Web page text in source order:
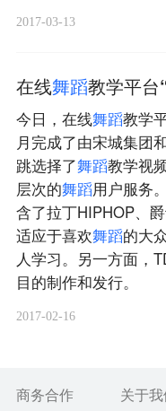
2017-03-13
在线舞蹈教学平台
今日，在线舞蹈教学
月完成了由宋城集团
跳选择了舞蹈教学视
层次的舞蹈用户服务
含了拉丁HIPHOP、
适应于喜欢舞蹈的大
人学习。另一方面，
目的制作和发行。
2017-02-16
商务合作 关于